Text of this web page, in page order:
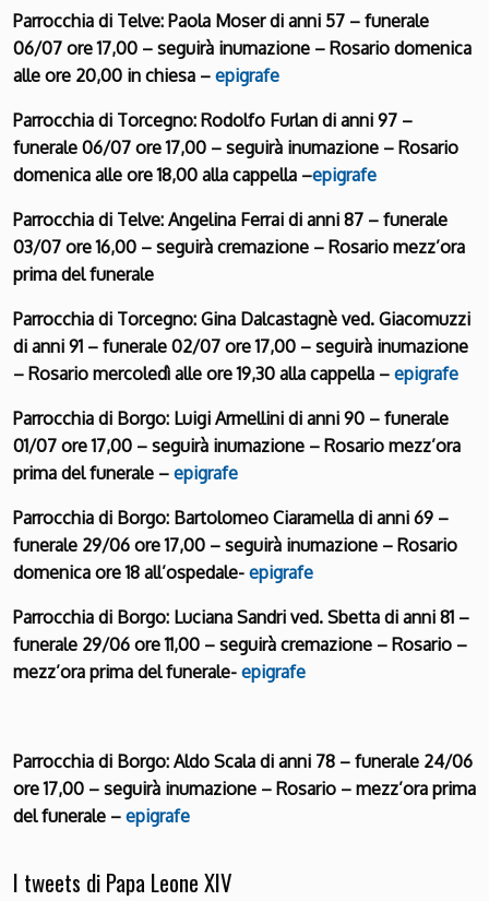
Parrocchia di Telve: Paola Moser di anni 57 – funerale
06/07 ore 17,00 – seguirà inumazione – Rosario domenica
alle ore 20,00 in chiesa – epigrafe
Parrocchia di Torcegno: Rodolfo Furlan di anni 97 –
funerale 06/07 ore 17,00 – seguirà inumazione – Rosario
domenica alle ore 18,00 alla cappella –epigrafe
Parrocchia di Telve: Angelina Ferrai di anni 87 – funerale
03/07 ore 16,00 – seguirà cremazione – Rosario mezz’ora
prima del funerale
Parrocchia di Torcegno: Gina Dalcastagnè ved. Giacomuzzi
di anni 91 – funerale 02/07 ore 17,00 – seguirà inumazione
– Rosario mercoledì alle ore 19,30 alla cappella – epigrafe
Parrocchia di Borgo: Luigi Armellini di anni 90 – funerale
01/07 ore 17,00 – seguirà inumazione – Rosario mezz’ora
prima del funerale – epigrafe
Parrocchia di Borgo: Bartolomeo Ciaramella di anni 69 –
funerale 29/06 ore 17,00 – seguirà inumazione – Rosario
domenica ore 18 all’ospedale- epigrafe
Parrocchia di Borgo: Luciana Sandri ved. Sbetta di anni 81 –
funerale 29/06 ore 11,00 – seguirà cremazione – Rosario –
mezz’ora prima del funerale- epigrafe
Parrocchia di Borgo: Aldo Scala di anni 78 – funerale 24/06
ore 17,00 – seguirà inumazione – Rosario – mezz’ora prima
del funerale – epigrafe
I tweets di Papa Leone XIV